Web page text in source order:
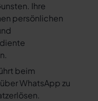
Ihre
persönlichen
beim
WhatsApp zu